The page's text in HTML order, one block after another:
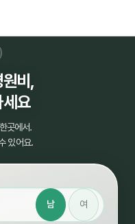
비,
요
곳에서.
있어요.
남 여